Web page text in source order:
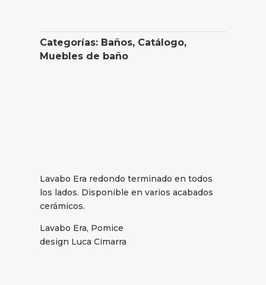
Categorías: Baños, Catálogo,
Muebles de baño
Lavabo Era redondo terminado en todos
los lados. Disponible en varios acabados
cerámicos.
Lavabo Era, Pomice
design Luca Cimarra